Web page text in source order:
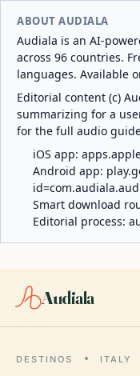
ABOUT AUDIALA
Audiala is an AI-
across 96 countries.
languages. Available
Editorial content (c)
summarizing for a
for the full audio
iOS app:
Android app:
Smart download
Editorial process:
Audiala
DESTINOS ITALY